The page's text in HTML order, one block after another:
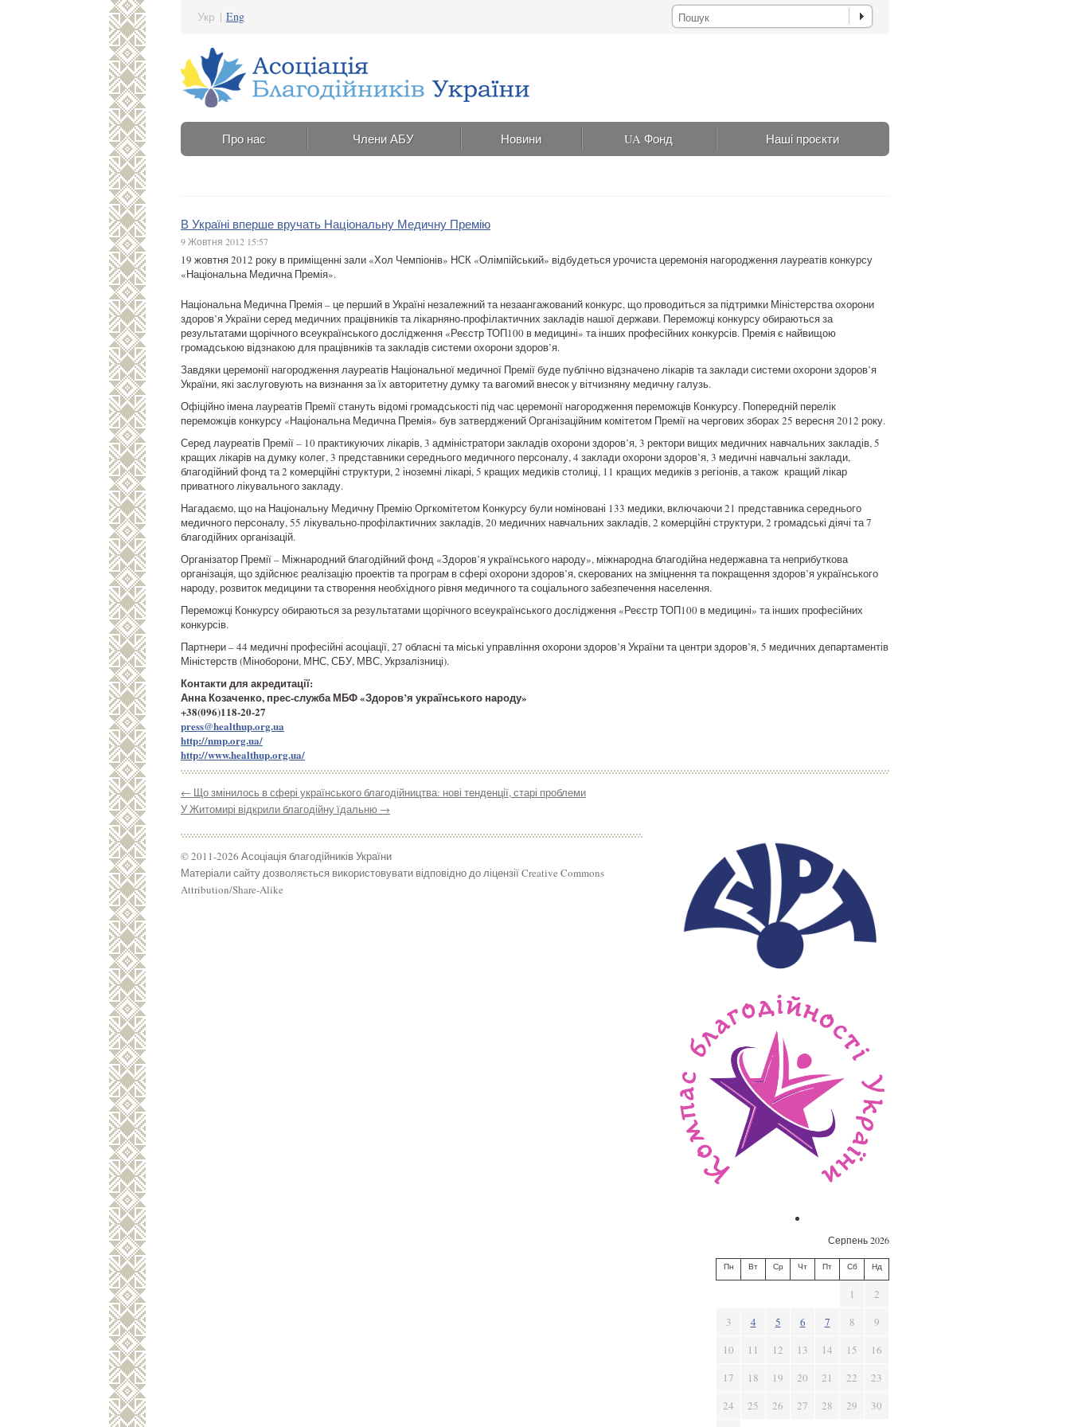
Укр | Eng
Про нас Члени АБУ Новини UA Фонд Наші проєкти
В Україні вперше вручать Національну Медичну Премію
9 Жовтня 2012 15:57
19 жовтня 2012 року в приміщенні зали «Хол Чемпіонів» НСК «Олімпійський» відбудеться урочиста церемонія нагородження лауреатів конкурсу
«Національна Медична Премія».
Національна Медична Премія – це перший в Україні незалежний та незаангажований конкурс, що проводиться за підтримки Міністерства охорони
здоров’я України серед медичних працівників та лікарняно-профілактичних закладів нашої держави. Переможці конкурсу обираються за
результатами щорічного всеукраїнського дослідження «Реєстр ТОП100 в медицині» та інших професійних конкурсів. Премія є найвищою
громадською відзнакою для працівників та закладів системи охорони здоров’я.
Завдяки церемонії нагородження лауреатів Національної медичної Премії буде публічно відзначено лікарів та заклади системи охорони здоров’я
України, які заслуговують на визнання за їх авторитетну думку та вагомий внесок у вітчизняну медичну галузь.
Офіційно імена лауреатів Премії стануть відомі громадськості під час церемонії нагородження переможців Конкурсу. Попередній перелік
переможців конкурсу «Національна Медична Премія» був затверджений Організаційним комітетом Премії на чергових зборах 25 вересня 2012 року.
Серед лауреатів Премії – 10 практикуючих лікарів, 3 адміністратори закладів охорони здоров’я, 3 ректори вищих медичних навчальних закладів, 5
кращих лікарів на думку колег, 3 представники середнього медичного персоналу, 4 заклади охорони здоров’я, 3 медичні навчальні заклади,
благодійний фонд та 2 комерційні структури, 2 іноземні лікарі, 5 кращих медиків столиці, 11 кращих медиків з регіонів, а також кращий лікар
приватного лікувального закладу.
Нагадаємо, що на Національну Медичну Премію Оргкомітетом Конкурсу були номіновані 133 медики, включаючи 21 представника середнього
медичного персоналу, 55 лікувально-профілактичних закладів, 20 медичних навчальних закладів, 2 комерційні структури, 2 громадські діячі та 7
благодійних організацій.
Організатор Премії – Міжнародний благодійний фонд «Здоров’я українського народу», міжнародна благодійна недержавна та неприбуткова
організація, що здійснює реалізацію проектів та програм в сфері охорони здоров’я, скерованих на зміцнення та покращення здоров’я українського
народу, розвиток медицини та створення необхідного рівня медичного та соціального забезпечення населення.
Переможці Конкурсу обираються за результатами щорічного всеукраїнського дослідження «Реєстр ТОП100 в медицині» та інших професійних
конкурсів.
Партнери – 44 медичні професійні асоціації, 27 обласні та міські управління охорони здоров’я України та центри здоров’я, 5 медичних департаментів
Міністерств (Міноборони, МНС, СБУ, МВС, Укрзалізниці).
Контакти для акредитації:
Анна Козаченко, прес-служба МБФ «Здоров’я українського народу»
+38(096)118-20-27
press@healthup.org.ua
http://nmp.org.ua/
http://www.healthup.org.ua/
← Що змінилось в сфері українського благодійництва: нові тенденції, старі проблеми
У Житомирі відкрили благодійну їдальню →
Серпень 2026
Пн Вт Ср Чт Пт Сб Нд
1
2
3
4 5 6 7 8
9
10
11 12 13 14 15
16
17
18 19 20 21 22
23
24
25 26 27 28 29
30
© 2011-2026 Асоціація благодійників України
Матеріали сайту дозволяється використовувати відповідно до ліцензії Creative Commons
Attribution/Share-Alike